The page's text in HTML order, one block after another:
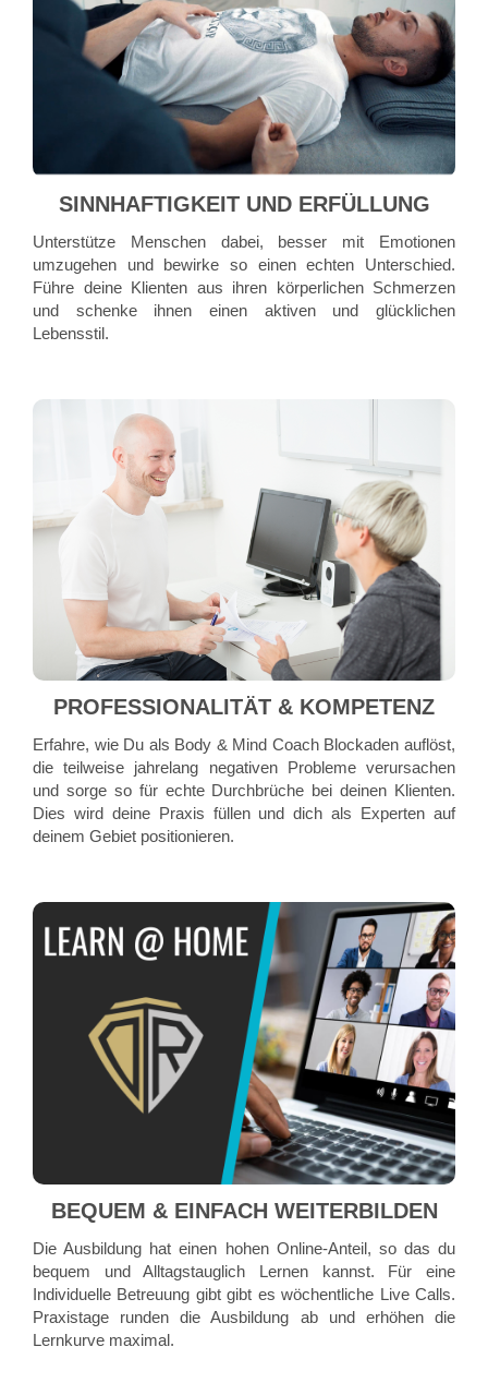
SINNHAFTIGKEIT UND ERFÜLLUNG
Unterstütze Menschen dabei, besser mit Emotionen
umzugehen und bewirke so einen echten Unterschied.
Führe deine Klienten aus ihren körperlichen Schmerzen
und schenke ihnen einen aktiven und glücklichen
Lebensstil.
PROFESSIONALITÄT & KOMPETENZ
Erfahre, wie Du als Body & Mind Coach Blockaden auflöst,
die teilweise jahrelang negativen Probleme verursachen
und sorge so für echte Durchbrüche bei deinen Klienten.
Dies wird deine Praxis füllen und dich als Experten auf
deinem Gebiet positionieren.
BEQUEM & EINFACH WEITERBILDEN
Die Ausbildung hat einen hohen Online-Anteil, so das du
bequem und Alltagstauglich Lernen kannst. Für eine
Individuelle Betreuung gibt gibt es wöchentliche Live Calls.
Praxistage runden die Ausbildung ab und erhöhen die
Lernkurve maximal.